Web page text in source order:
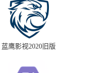
蓝鹰影视2020旧版